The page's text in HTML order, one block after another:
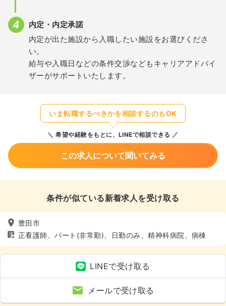
内定・内定承諾
内定が出た施設から入職したい施設をお選びくださ
い。
給与や入職日などの条件交渉などもキャリアアドバイ
ザーがサポートいたします。
いま転職するべきかを相談するのもOK
希望や経験をもとに、LINEで相談できる
この求人について聞いてみる
条件が似ている新着求人を受け取る
豊田市
正看護師、パート(非常勤)、日勤のみ、精神科病院、病棟
LINEで受け取る
メールで受け取る